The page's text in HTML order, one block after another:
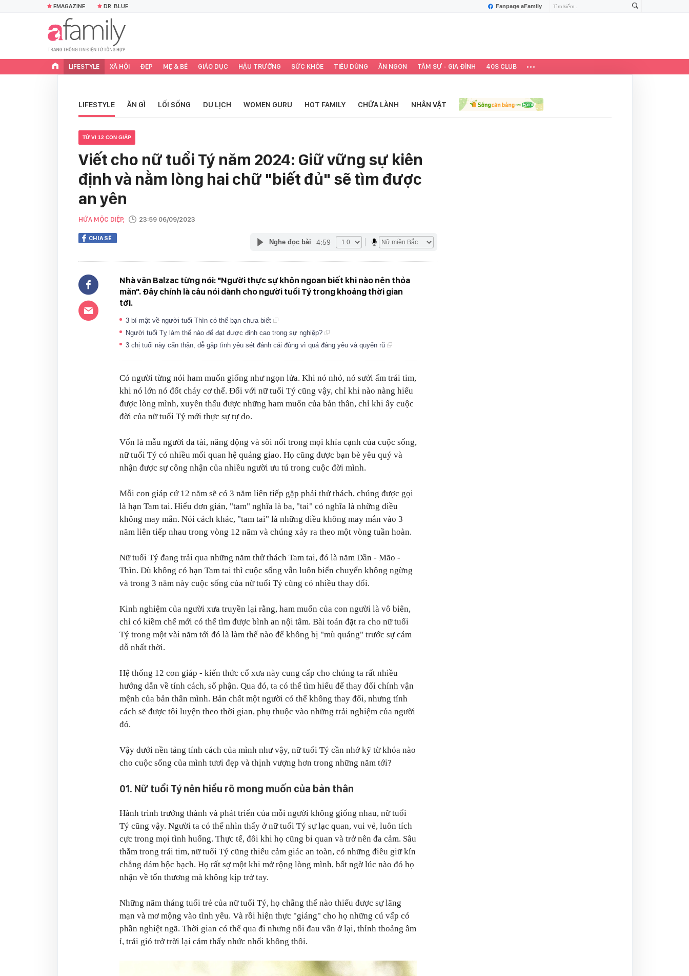
Fanpage aFamily
EMAGAZINE DR. BLUE
LIFESTYLE XÃ HỘI ĐẸP MẸ & BÉ GIÁO DỤC HẬU TRƯỜNG SỨC KHỎE TIÊU DÙNG ĂN NGON TÂM SỰ - GIA ĐÌNH 40S CLUB
LIFESTYLE ĂN GÌ LỐI SỐNG DU LỊCH WOMEN GURU HOT FAMILY CHỮA LÀNH NHÂN VẬT
TỬ VI 12 CON GIÁP
Viết cho nữ tuổi Tý năm 2024: Giữ vững sự kiên
định và nằm lòng hai chữ "biết đủ" sẽ tìm được
an yên
HỨA MỘC DIỆP, 23:59 06/09/2023
CHIA SẺ Nghe đọc bài 4:59
Nhà văn Balzac từng nói: "Người thực sự khôn ngoan biết khi nào nên thỏa
mãn". Đây chính là câu nói dành cho người tuổi Tý trong khoảng thời gian
tới.
3 bí mật về người tuổi Thìn có thể bạn chưa biết
Người tuổi Tỵ làm thế nào để đạt được đỉnh cao trong sự nghiệp?
3 chị tuổi này cẩn thận, dễ gặp tình yêu sét đánh cái đùng vì quá đáng yêu và quyến rũ
Có người từng nói ham muốn giống như ngọn lửa. Khi nó nhỏ, nó sưởi ấm trái tim,
khi nó lớn nó đốt cháy cơ thể. Đối với nữ tuổi Tý cũng vậy, chỉ khi nào nàng hiểu
được lòng mình, xuyên thấu được những ham muốn của bản thân, chỉ khi ấy cuộc
đời của nữ tuổi Tý mới thực sự tự do.
Vốn là mẫu người đa tài, năng động và sôi nổi trong mọi khía cạnh của cuộc sống,
nữ tuổi Tý có nhiều mối quan hệ quảng giao. Họ cũng được bạn bè yêu quý và
nhận được sự công nhận của nhiều người ưu tú trong cuộc đời mình.
Mỗi con giáp cứ 12 năm sẽ có 3 năm liên tiếp gặp phải thử thách, chúng được gọi
là hạn Tam tai. Hiểu đơn giản, "tam" nghĩa là ba, "tai" có nghĩa là những điều
không may mắn. Nói cách khác, "tam tai" là những điều không may mắn vào 3
năm liên tiếp nhau trong vòng 12 năm và chúng xảy ra theo một vòng tuần hoàn.
Nữ tuổi Tý đang trải qua những năm thử thách Tam tai, đó là năm Dần - Mão -
Thìn. Dù không có hạn Tam tai thì cuộc sống vẫn luôn biến chuyển không ngừng
và trong 3 năm này cuộc sống của nữ tuổi Tý cũng có nhiều thay đổi.
Kinh nghiệm của người xưa truyền lại rằng, ham muốn của con người là vô biên,
chỉ có kiềm chế mới có thể tìm được bình an nội tâm. Bài toán đặt ra cho nữ tuổi
Tý trong một vài năm tới đó là làm thế nào để không bị "mù quáng" trước sự cám
dỗ nhất thời.
Hệ thống 12 con giáp - kiến thức cổ xưa này cung cấp cho chúng ta rất nhiều
hướng dẫn về tính cách, số phận. Qua đó, ta có thể tìm hiểu để thay đổi chính vận
mệnh của bản thân mình. Bản chất một người có thể không thay đổi, nhưng tính
cách sẽ được tôi luyện theo thời gian, phụ thuộc vào những trải nghiệm của người
đó.
Vậy dưới nền tảng tính cách của mình như vậy, nữ tuổi Tý cần nhớ kỹ từ khóa nào
cho cuộc sống của mình tươi đẹp và thịnh vượng hơn trong những năm tới?
01. Nữ tuổi Tý nên hiểu rõ mong muốn của bản thân
Hành trình trưởng thành và phát triển của mỗi người không giống nhau, nữ tuổi
Tý cũng vậy. Người ta có thể nhìn thấy ở nữ tuổi Tý sự lạc quan, vui vẻ, luôn tích
cực trong mọi tình huống. Thực tế, đôi khi họ cũng bi quan và trở nên đa cảm. Sâu
thẳm trong trái tim, nữ tuổi Tý cũng thiếu cảm giác an toàn, có những điều giữ kín
chẳng dám bộc bạch. Họ rất sợ một khi mở rộng lòng mình, bất ngờ lúc nào đó họ
nhận về tổn thương mà không kịp trở tay.
Những năm tháng tuổi trẻ của nữ tuổi Tý, họ chẳng thể nào thiếu được sự lãng
mạn và mơ mộng vào tình yêu. Và rồi hiện thực "giáng" cho họ những cú vấp có
phần nghiệt ngã. Thời gian có thể qua đi nhưng nỗi đau vẫn ở lại, thỉnh thoảng âm
ỉ, trái gió trở trời lại cảm thấy nhức nhối không thôi.